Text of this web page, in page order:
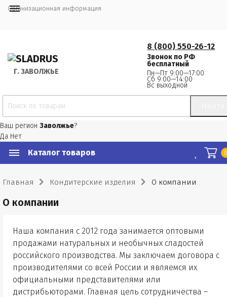
Организационная информация
Г. ЗАВОЛЖЬЕ
8 (800) 550-26-12
Звонок по РФ
бесплатный
Пн—Пт 9:00—17:00
Сб 9:00—14:00
Вс выходной
Ваш регион Заволжье?
Да Нет
Каталог товаров
Главная Кондитерские изделия О компании
О компании
Наша компания с 2012 года занимается оптовыми
продажами натуральных и необычных сладостей
российского производства. Мы заключаем договора с
производителями со всей России и являемся их
официальными представителями или
дистрибьюторами. Главная цель сотрудничества –